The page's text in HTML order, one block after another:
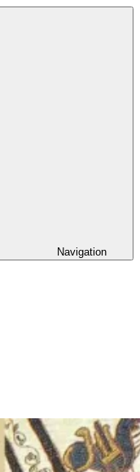
Navigation